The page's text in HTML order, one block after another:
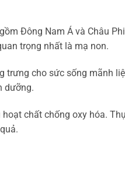
Đông Nam Á và Châu
trọng nhất là mạ non.
trưng cho sức sống mãnh
dưỡng.
chất chống oxy hóa.